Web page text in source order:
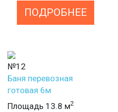
ПОДРОБНЕЕ
№12
Баня перевозная
готовая 6м
Площадь 13.8 м2